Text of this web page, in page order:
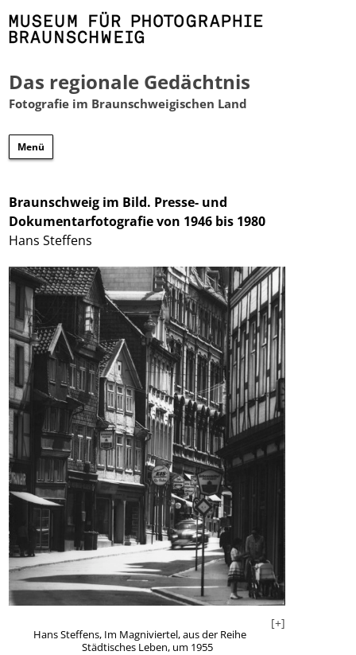
Das regionale Gedächtnis
Fotografie im Braunschweigischen Land
Menü
Zum
springen
Braunschweig im Bild. Presse- und
Dokumentarfotografie von 1946 bis 1980
Hans Steffens
[+]
Hans Steffens, Im Magniviertel, aus der Reihe
Städtisches Leben, um 1955